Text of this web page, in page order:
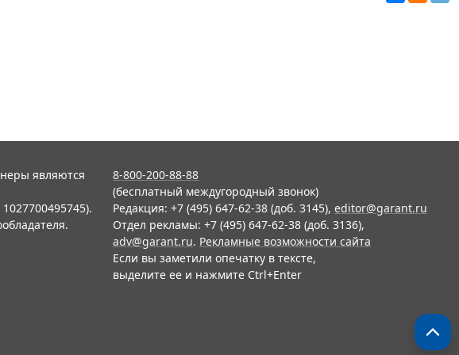
являются
8-800-200-88-88
(бесплатный междугородный звонок)
Редакция: +7 (495) 647-62-38 (доб. 3145), editor@garant.ru
Отдел рекламы: +7 (495) 647-62-38 (доб. 3136),
adv@garant.ru. Рекламные возможности сайта
Если вы заметили опечатку в тексте,
выделите ее и нажмите Ctrl+Enter